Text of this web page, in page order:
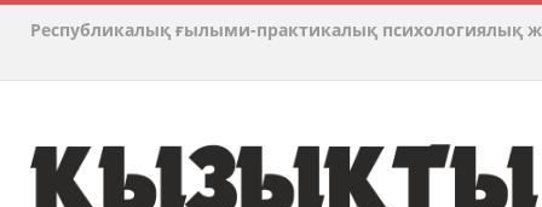
Республикалық ғылыми-практикалық психологиялық